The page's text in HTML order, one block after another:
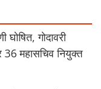
गोदावरी
36 महासचिव नियुक्त